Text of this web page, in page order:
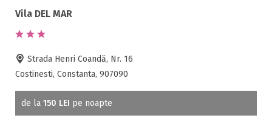
Vila DEL MAR
Strada Henri Coandă, Nr. 16
Costinesti, Constanta, 907090
de la 150 LEI pe noapte